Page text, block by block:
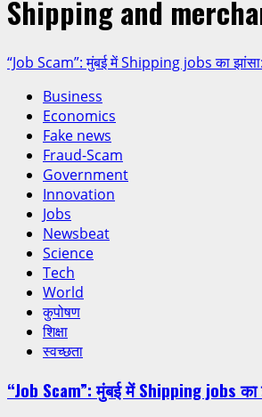
Shipping and
“Job Scam”: मुंबई में Shipping jobs का
Business
Economics
Fake news
Fraud-Scam
Government
Innovation
Jobs
Newsbeat
Science
Tech
World
कुपोषण
शिक्षा
स्वच्छता
“Job Scam”: मुंबई में Shipping jobs का